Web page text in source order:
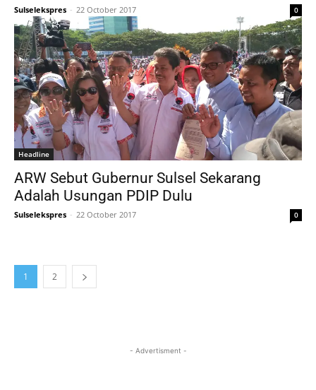
Sulselekspres - 22 October 2017 0
Headline
ARW Sebut Gubernur Sulsel Sekarang
Adalah Usungan PDIP Dulu
Sulselekspres - 22 October 2017 0
1 2
- Advertisment -